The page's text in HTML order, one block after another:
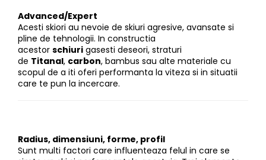
Advanced/Expert
Acesti skiori au nevoie de skiuri agresive, avansate si
pline de tehnologii. In constructia
acestor schiuri gasesti deseori, straturi
de Titanal, carbon, bambus sau alte materiale cu
scopul de a iti oferi performanta la viteza si in situatii
care te pun la incercare.
Radius, dimensiuni, forme, profil
Sunt multi factori care influenteaza felul in care se